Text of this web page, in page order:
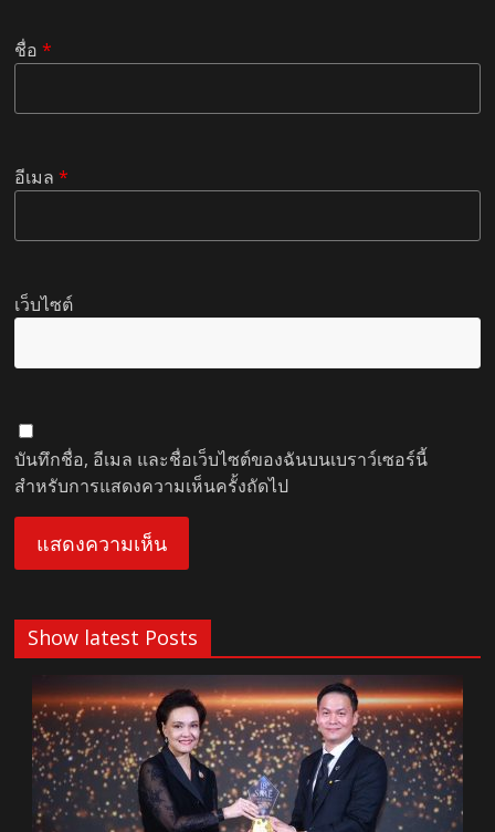
ชื่อ*
อีเมล*
เว็บไซต์
บันทึกชื่อ, อีเมล และชื่อเว็บไซต์ของฉันบนเบราว์เซอร์นี้
สำหรับการแสดงความเห็นครั้งถัดไป
Show latest Posts